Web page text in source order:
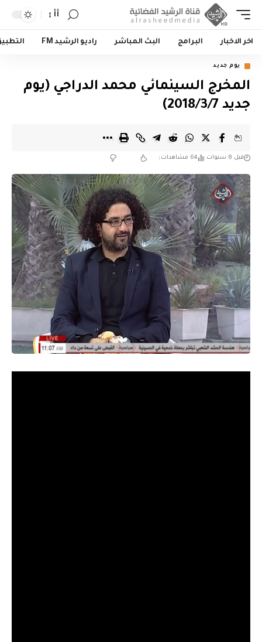
أأ
اخر الاخبار البرامج البث المباشر راديو الرشيد FM
يوم جديد
المخرج السينمائي محمد الدراجي (يوم
جديد 2018/3/7)
قبل 8 سنوات 64 مشاهدات